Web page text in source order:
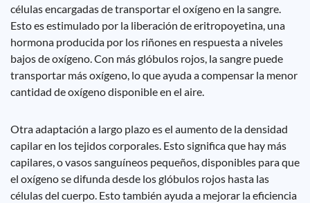
células encargadas de transportar el oxígeno en la sangre.
Esto es estimulado por la liberación de eritropoyetina, una
hormona producida por los riñones en respuesta a niveles
bajos de oxígeno. Con más glóbulos rojos, la sangre puede
transportar más oxígeno, lo que ayuda a compensar la menor
cantidad de oxígeno disponible en el aire.
Otra adaptación a largo plazo es el aumento de la densidad
capilar en los tejidos corporales. Esto significa que hay más
capilares, o vasos sanguíneos pequeños, disponibles para que
el oxígeno se difunda desde los glóbulos rojos hasta las
células del cuerpo. Esto también ayuda a mejorar la eficiencia